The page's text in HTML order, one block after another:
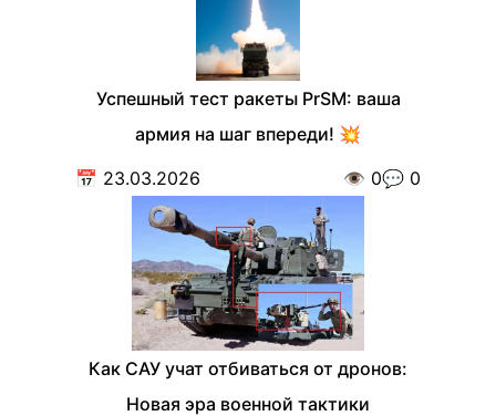
Успешный тест ракеты PrSM: ваша
армия на шаг впереди! 💥
📅 23.03.2026 👁️ 0💬 0
Как САУ учат отбиваться от дронов:
Новая эра военной тактики